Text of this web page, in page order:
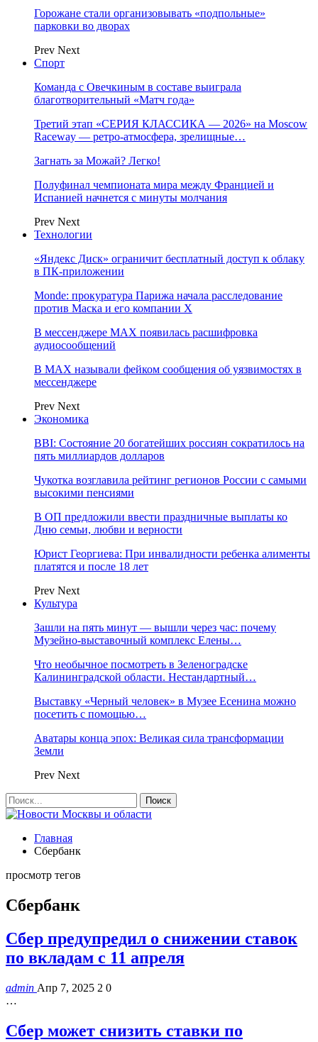
Горожане стали организовывать «подпольные»
парковки во дворах
Prev Next
Спорт
Команда с Овечкиным в составе выиграла
благотворительный «Матч года»
Третий этап «СЕРИЯ КЛАССИКА — 2026» на Moscow
Raceway — ретро‑атмосфера, зрелищные…
Загнать за Можай? Легко!
Полуфинал чемпионата мира между Францией и
Испанией начнется с минуты молчания
Prev Next
Технологии
«Яндекс Диск» ограничит бесплатный доступ к облаку
в ПК-приложении
Monde: прокуратура Парижа начала расследование
против Маска и его компании X
В мессенджере MAX появилась расшифровка
аудиосообщений
В МAX называли фейком сообщения об уязвимостях в
мессенджере
Prev Next
Экономика
BBI: Состояние 20 богатейших россиян сократилось на
пять миллиардов долларов
Чукотка возглавила рейтинг регионов России с самыми
высокими пенсиями
В ОП предложили ввести праздничные выплаты ко
Дню семьи, любви и верности
Юрист Георгиева: При инвалидности ребенка алименты
платятся и после 18 лет
Prev Next
Культура
Зашли на пять минут — вышли через час: почему
Музейно-выставочный комплекс Елены…
Что необычное посмотреть в Зеленоградске
Калининградской области. Нестандартный…
Выставку «Черный человек» в Музее Есенина можно
посетить с помощью…
Аватары конца эпох: Великая сила трансформации
Земли
Prev Next
Главная
Сбербанк
просмотр тегов
Сбербанк
Сбер предупредил о снижении ставок
по вкладам с 11 апреля
admin Апр 7, 2025 2 0
…
Сбер может снизить ставки по